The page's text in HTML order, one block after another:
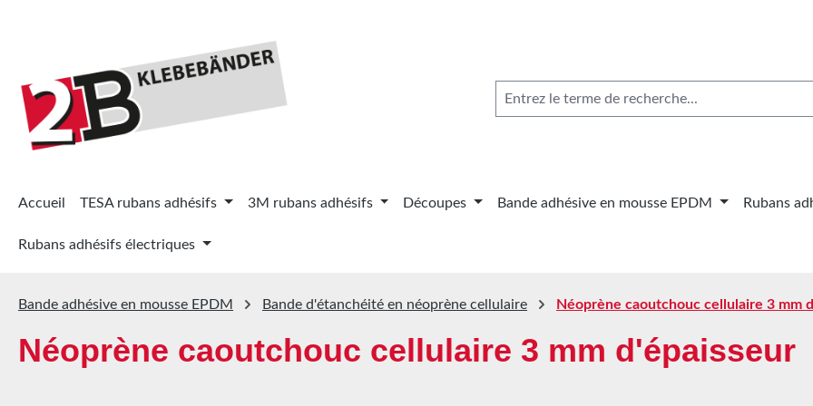
Accueil TESA rubans adhésifs 3M rubans adhésifs Découpes Bande adhésive en mousse EPDM Rubans
Rubans adhésifs électriques
Bande adhésive en mousse EPDM Bande d'étanchéité en néoprène cellulaire Néoprène caoutchouc cellulaire 3 mm
Néoprène caoutchouc cellulaire 3 mm d'épaisseur